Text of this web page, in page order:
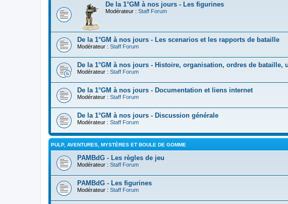
De la 1°GM à nos jours - Les figurines
Modérateur : Staff Forum
De la 1°GM à nos jours - Les scenarios et les rapports de bataille
Modérateur : Staff Forum
De la 1°GM à nos jours - Histoire, organisation, ordres de bataille,
Modérateur : Staff Forum
De la 1°GM à nos jours - Documentation et liens internet
Modérateur : Staff Forum
De la 1°GM à nos jours - Discussion générale
Modérateur : Staff Forum
PULP, AVENTURES, MYSTÈRES ET BOULE DE GOMME
PAMBdG - Les règles de jeu
Modérateur : Staff Forum
PAMBdG - Les figurines
Modérateur : Staff Forum